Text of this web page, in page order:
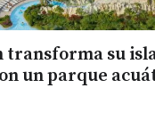
transforma su
un parque